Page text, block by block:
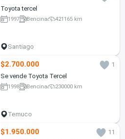
Toyota tercel
1997 Bencina 421165 km
Santiago
$2.700.000
1
Se vende Toyota Tercel
1998 Bencina 230000 km
Temuco
$1.950.000
11